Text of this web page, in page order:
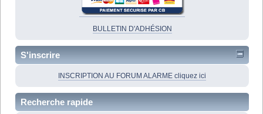
BULLETIN D'ADHÉSION
S'inscrire
INSCRIPTION AU FORUM ALARME cliquez ici
Recherche rapide